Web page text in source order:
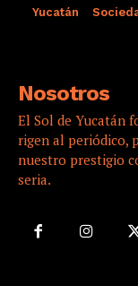
Yucatán
Nosotros
El Sol de Yucatán
rigen al periódico,
nuestro prestigio
seria.